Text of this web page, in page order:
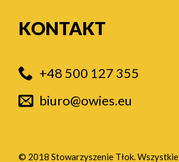
KONTAKT
+48 500 127 355
biuro@owies.eu
© 2018 Stowarzyszenie Tłok. Wszystkie